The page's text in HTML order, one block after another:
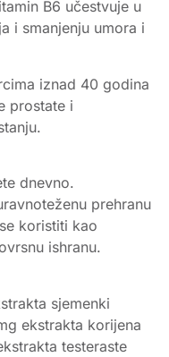
B6 učestvuje u
i smanjenju umora i
iznad 40 godina
prostate i
dnevno.
prehranu
koristiti kao
ishranu.
sjemenki
ekstrakta korijena
testeraste